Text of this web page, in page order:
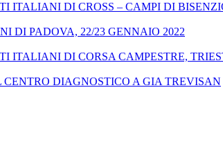
ITALIANI DI CROSS – CAMPI DI
DI PADOVA, 22/23 GENNAIO 2022
ITALIANI DI CORSA CAMPESTRE,
CENTRO DIAGNOSTICO A GIA TREVISAN